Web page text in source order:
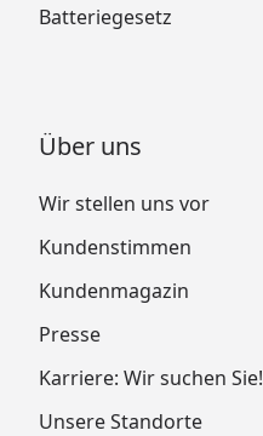
Batteriegesetz
Über uns
Wir stellen uns vor
Kundenstimmen
Kundenmagazin
Presse
Karriere: Wir suchen Sie!
Unsere Standorte